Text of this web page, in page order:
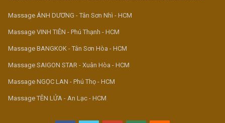
Massage ÁNH DƯƠNG - Tân Sơn Nhì - HCM
Massage VINH TIÊN - Phú Thạnh - HCM
Massage BANGKOK - Tân Sơn Hòa - HCM
Massage SAIGON STAR - Xuân Hòa - HCM
Massage NGỌC LAN - Phú Thọ - HCM
Massage TÊN LỬA - An Lạc - HCM